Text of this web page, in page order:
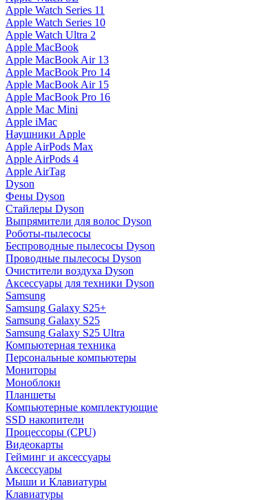
Apple Watch Series 11
Apple Watch Series 10
Apple Watch Ultra 2
Apple MacBook
Apple MacBook Air 13
Apple MacBook Pro 14
Apple MacBook Air 15
Apple MacBook Pro 16
Apple Mac Mini
Apple iMac
Наушники Apple
Apple AirPods Max
Apple AirPods 4
Apple AirTag
Dyson
Фены Dyson
Стайлеры Dyson
Выпрямители для волос Dyson
Роботы-пылесосы
Беспроводные пылесосы Dyson
Проводные пылесосы Dyson
Очистители воздуха Dyson
Аксессуары для техники Dyson
Samsung
Samsung Galaxy S25+
Samsung Galaxy S25
Samsung Galaxy S25 Ultra
Компьютерная техника
Персональные компьютеры
Мониторы
Моноблоки
Планшеты
Компьютерные комплектующие
SSD накопители
Процессоры (CPU)
Видеокарты
Гейминг и аксессуары
Аксессуары
Мыши и Клавиатуры
Клавиатуры